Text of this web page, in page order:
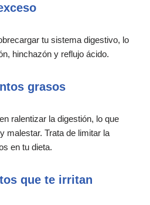
tu sistema digestivo, lo
hinchazón y reflujo ácido.
grasos
ralentizar la digestión, lo que
malestar. Trata de limitar la
en tu dieta.
que te irritan